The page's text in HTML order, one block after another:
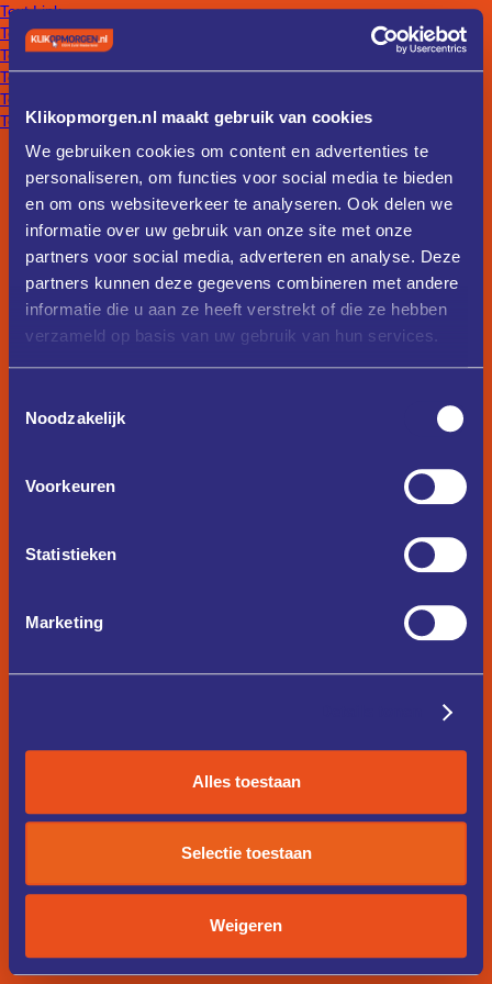
Klikopmorgen.nl maakt gebruik van cookies
We gebruiken cookies om content en advertenties te
personaliseren, om functies voor social media te bieden
en om ons websiteverkeer te analyseren. Ook delen we
informatie over uw gebruik van onze site met onze
partners voor social media, adverteren en analyse. Deze
partners kunnen deze gegevens combineren met andere
informatie die u aan ze heeft verstrekt of die ze hebben
verzameld op basis van uw gebruik van hun services.
Noodzakelijk
Voorkeuren
Statistieken
Marketing
Alles toestaan
Selectie toestaan
Weigeren
Text Link
Text Link
Text Link
Text Link
Text Link
Text Link